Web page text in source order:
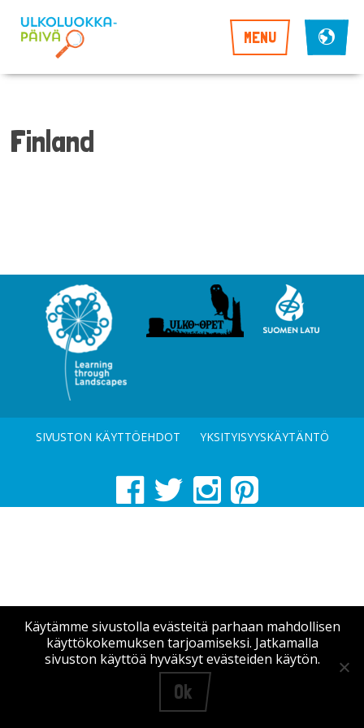
MENU
Finland
SIVUSTON KÄYTTÖEHDOT YKSITYISYYSKÄYTÄNTÖ
Käytämme sivustolla evästeitä parhaan mahdollisen
käyttökokemuksen tarjoamiseksi. Jatkamalla
sivuston käyttöä hyväksyt evästeiden käytön.
Ok